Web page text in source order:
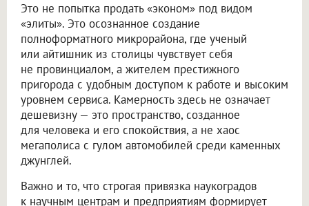
Это не попытка продать «эконом» под видом
«элиты». Это осознанное создание
полноформатного микрорайона, где ученый
или айтишник из столицы чувствует себя
не провинциалом, а жителем престижного
пригорода с удобным доступом к работе и высоким
уровнем сервиса. Камерность здесь не означает
дешевизну — это пространство, созданное
для человека и его спокойствия, а не хаос
мегаполиса с гулом автомобилей среди каменных
джунглей.
Важно и то, что строгая привязка наукоградов
к научным центрам и предприятиям формирует